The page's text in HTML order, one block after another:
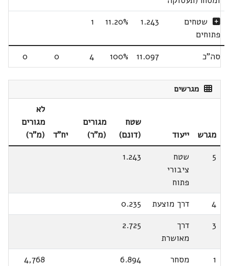
שטחים
פתוחים
1.243
11.20%
1
סה"כ 11.097
100%
4
0
0
מגרשים
מגרש ייעוד
שטח
(דונם)
מגורים
(מ"ר)
יח"ד
לא
מגורים
(מ"ר)
5
שטח
ציבורי
פתוח
1.243
4 דרך מוצעת
0.235
3
דרך
מאושרת
2.725
1
מסחר
6.894
4,768